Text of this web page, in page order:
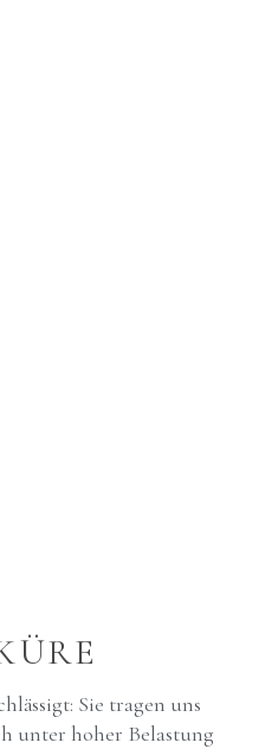
Sie tragen uns
unter hoher Belastung